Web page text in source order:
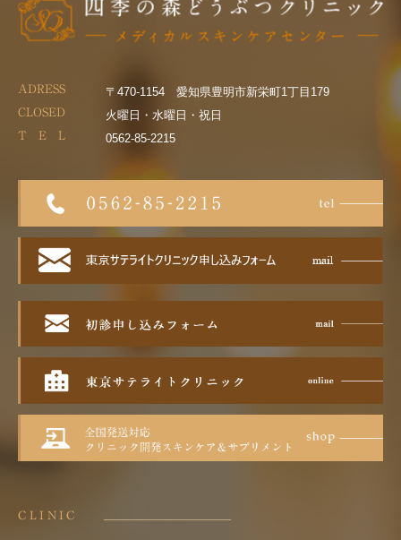
ADRESS 〒470-1154 愛知県豊明市新栄町1丁目179
CLOSED 火曜日・水曜日・祝日
T E L 0562-85-2215
CLINIC